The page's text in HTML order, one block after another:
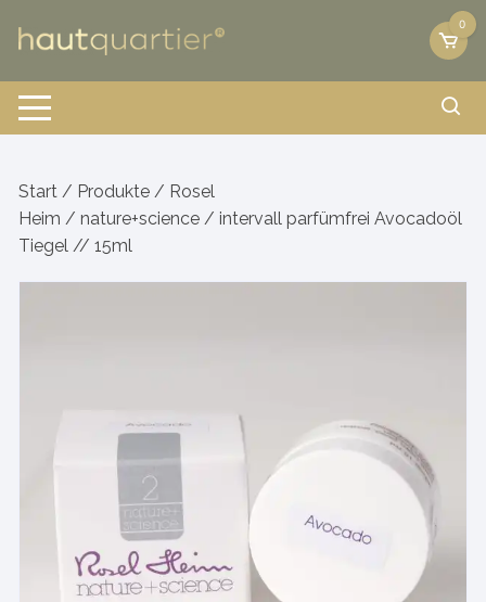
Inhalt
0
Start / Produkte / Rosel
Heim /nature+science / intervall parfümfrei Avocadoöl
Tiegel // 15ml